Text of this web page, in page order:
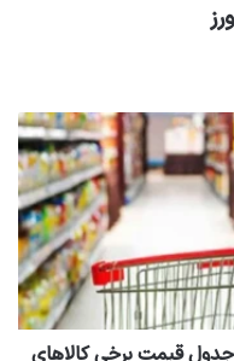
قیمت برخی کالاهای